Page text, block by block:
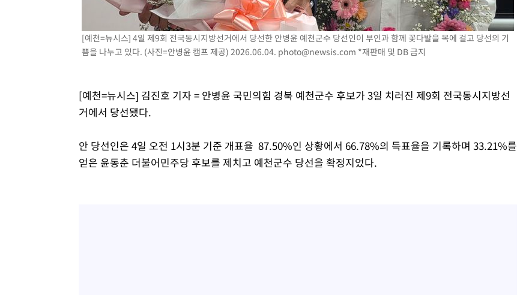
[속보]경찰, '홍명보 선임 논란' 대한축구협회·축구회관 등 압수수색
[예천=뉴시스] 4일 제9회 전국동시지방선거에서 당선한 안병윤 예천군수 당선인이 부인과 함께 꽃다발을 목에 걸고 당선의 기
쁨을 나누고 있다. (사진=안병윤 캠프 제공) 2026.06.04. photo@newsis.com *재판매 및 DB 금지
[예천=뉴시스] 김진호 기자 = 안병윤 국민의힘 경북 예천군수 후보가 3일 치러진 제9회 전국동시지방선
거에서 당선됐다.
안 당선인은 4일 오전 1시3분 기준 개표율 87.50%인 상황에서 66.78%의 득표율을 기록하며 33.21%를
얻은 윤동춘 더불어민주당 후보를 제치고 예천군수 당선을 확정지었다.